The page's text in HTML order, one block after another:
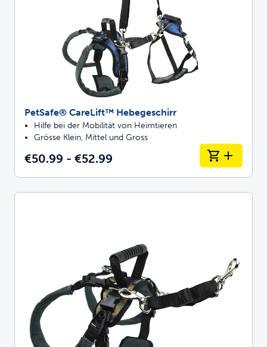
PetSafe® CareLift™ Hebegeschirr
Hilfe bei der Mobilität von Heimtieren
Grösse Klein, Mittel und Gross
€50.99 - €52.99